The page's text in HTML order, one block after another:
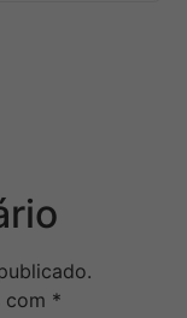
com *